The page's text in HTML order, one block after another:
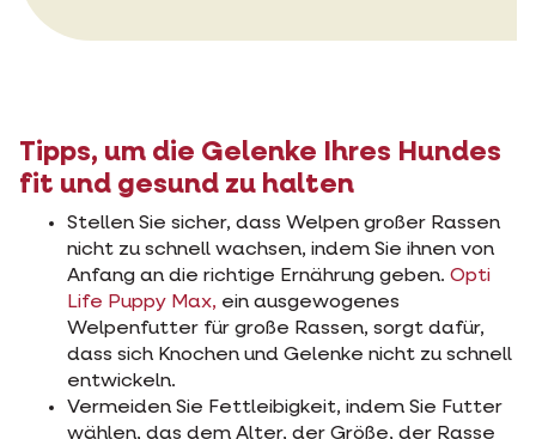
Tipps, um die Gelenke Ihres Hundes
fit und gesund zu halten
Stellen Sie sicher, dass Welpen großer Rassen
nicht zu schnell wachsen, indem Sie ihnen von
Anfang an die richtige Ernährung geben. Opti
Life Puppy Max, ein ausgewogenes
Welpenfutter für große Rassen, sorgt dafür,
dass sich Knochen und Gelenke nicht zu schnell
entwickeln.
Vermeiden Sie Fettleibigkeit, indem Sie Futter
wählen, das dem Alter, der Größe, der Rasse